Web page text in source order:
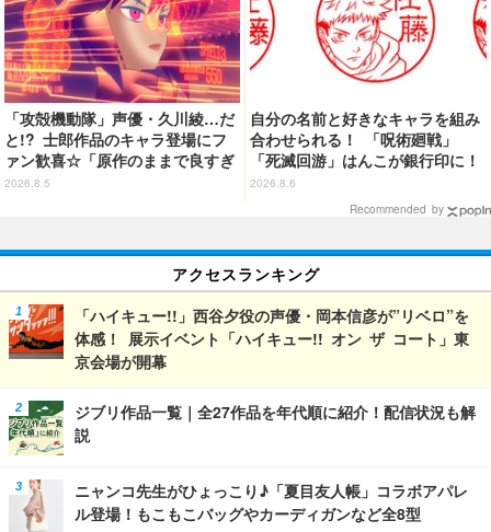
「攻殻機動隊」声優・久川綾…だ
と!? 士郎作品のキャラ登場にフ
ァン歓喜☆「原作のままで良すぎ
るな」「脳の処理が追いつかない
2026.8.5
自分の名前と好きなキャラを組み
合わせられる！ 「呪術廻戦」
「死滅回游」はんこが銀行印に！
虎杖悠仁、乙骨憂太ら16キャラ追
2026.8.6
Recommended by
アクセスランキング
「ハイキュー!!」西谷夕役の声優・岡本信彦が”リベロ”を
体感！ 展示イベント「ハイキュー!! オン ザ コート」東
京会場が開幕
ジブリ作品一覧｜全27作品を年代順に紹介！配信状況も解
説
ニャンコ先生がひょっこり♪「夏目友人帳」コラボアパレ
ル登場！もこもこバッグやカーディガンなど全8型